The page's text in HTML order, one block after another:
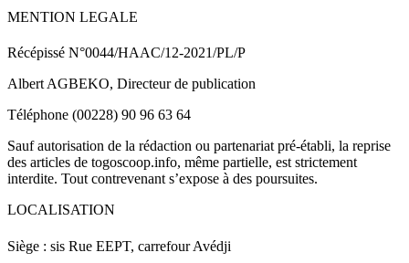
MENTION LEGALE
Récépissé N°0044/HAAC/12-2021/PL/P
Albert AGBEKO, Directeur de publication
Téléphone (00228) 90 96 63 64
Sauf autorisation de la rédaction ou partenariat pré-établi, la reprise
des articles de togoscoop.info, même partielle, est strictement
interdite. Tout contrevenant s’expose à des poursuites.
LOCALISATION
Siège : sis Rue EEPT, carrefour Avédji